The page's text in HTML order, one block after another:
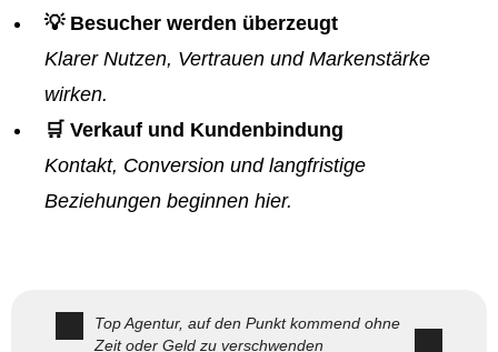
💡 Besucher werden überzeugt
Klarer Nutzen, Vertrauen und Markenstärke
wirken.
🛒 Verkauf und Kundenbindung
Kontakt, Conversion und langfristige
Beziehungen beginnen hier.
Top Agentur, auf den Punkt kommend ohne
Zeit oder Geld zu verschwenden